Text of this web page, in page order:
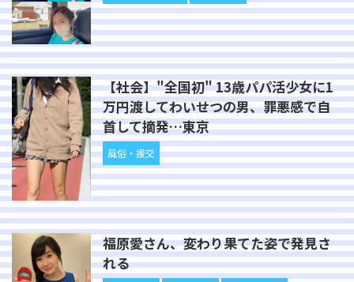
【社会】"全国初" 13歳パパ活少女に1
万円渡してわいせつの男、罪悪感で自
首して摘発…東京
風俗・援交
福原愛さん、変わり果てた姿で発見さ
れる